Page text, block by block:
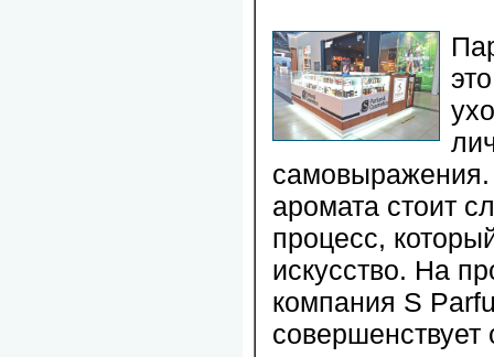
самовыражения.
аромата стоит
процесс,
искусство. На
компания S
совершенствует